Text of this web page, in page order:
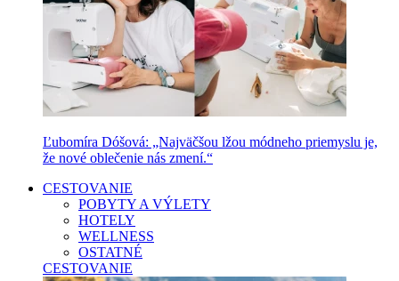
Ľubomíra Dóšová: „Najväčšou lžou módneho priemyslu je,
že nové oblečenie nás zmení.“
CESTOVANIE
POBYTY A VÝLETY
HOTELY
WELLNESS
OSTATNÉ
CESTOVANIE